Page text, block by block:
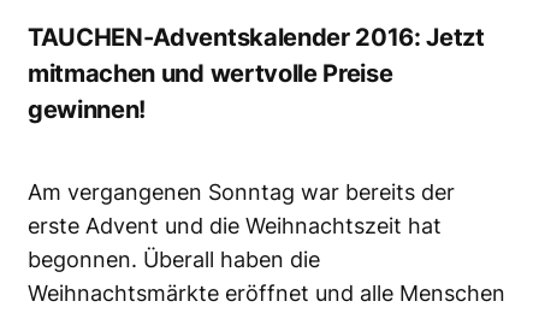
TAUCHEN-Adventskalender 2016: Jetzt
mitmachen und wertvolle Preise
gewinnen!
Am vergangenen Sonntag war bereits der
erste Advent und die Weihnachtszeit hat
begonnen. Überall haben die
Weihnachtsmärkte eröffnet und alle Menschen